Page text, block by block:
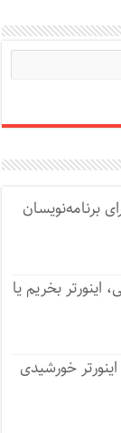
برنامه‌نویسان
بخریم یا
خورشیدی